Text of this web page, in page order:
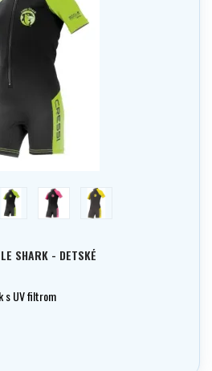
zelená ružová žlutá
SHARK - DETSKÉ
s UV filtrom